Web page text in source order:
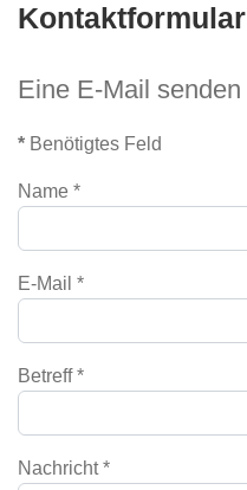
Kontaktformular
Eine E-Mail senden
* Benötigtes Feld
Name *
E-Mail *
Betreff*
Nachricht*